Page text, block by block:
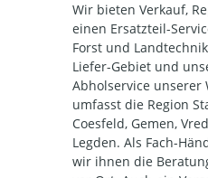
Wir bieten Verkauf,
einen Ersatzteil-
Forst und
Liefer-Gebiet und
Abholservice unserer
umfasst die Region
Coesfeld, Gemen,
Legden. Als Fach-
wir ihnen die